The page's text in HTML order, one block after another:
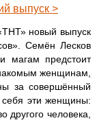
выпуск >
новый выпуск
Семён Лесков
магам предстоит
женщинам,
за совершённый
себя эти женщины:
другого человека,